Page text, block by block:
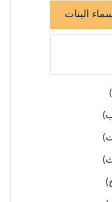
البنات